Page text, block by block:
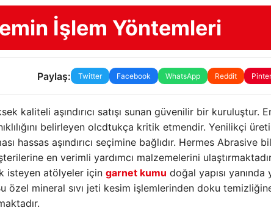
İşlem Yöntemleri
Paylaş: Twitter Facebook WhatsApp Reddit
kaliteli aşındırıcı satışı sunan güvenilir bir kuruluştur.
belirleyen olcdtukça kritik etmendir. Yenilikçi
hassas aşındırıcı seçimine bağlıdır. Hermes Abrasive
en verimli yardımcı malzemelerini
isteyen atölyeler için garnet kumu doğal yapısı yanında
özel mineral sıvı jeti kesim işlemlerinden doku